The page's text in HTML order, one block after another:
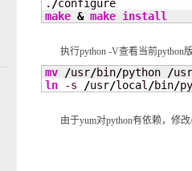
. /
make & make install
执行python -V查看当前python版
mv /usr/bin/python /usr
ln
-s /usr/local /bin/
由于yum对python有依赖，修改/